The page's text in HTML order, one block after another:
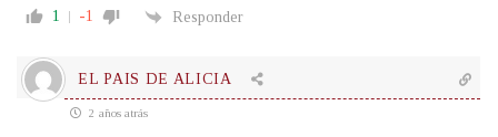
1 -1 Responder
EL PAIS DE ALICIA
2 años atrás